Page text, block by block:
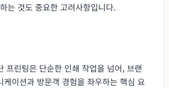
는 것도 중요한 고려사항입니다.
프린팅은 단순한 인쇄 작업을 넘어, 브랜
케이션과 방문객 경험을 좌우하는 핵심 요